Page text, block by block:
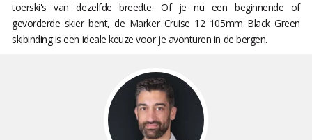
toerski's van dezelfde breedte. Of je nu een beginnende of
gevorderde skiër bent, de Marker Cruise 12 105mm Black Green
skibinding is een ideale keuze voor je avonturen in de bergen.